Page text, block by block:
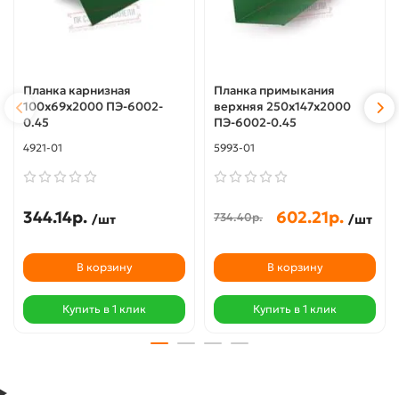
Планка карнизная
100х69х2000 ПЭ-6002-
0.45
4921-01
344.14р. /шт
В корзину
Купить в 1 клик
Планка примыкания
верхняя 250х147х2000
ПЭ-6002-0.45
5993-01
734.40р. 602.21р. /шт
В корзину
Купить в 1 клик